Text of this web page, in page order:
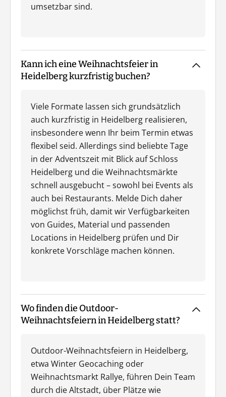
umsetzbar sind.
Kann ich eine Weihnachtsfeier in
Heidelberg kurzfristig buchen?
Viele Formate lassen sich grundsätzlich
auch kurzfristig in Heidelberg realisieren,
insbesondere wenn Ihr beim Termin etwas
flexibel seid. Allerdings sind beliebte Tage
in der Adventszeit mit Blick auf Schloss
Heidelberg und die Weihnachtsmärkte
schnell ausgebucht – sowohl bei Events als
auch bei Restaurants. Melde Dich daher
möglichst früh, damit wir Verfügbarkeiten
von Guides, Material und passenden
Locations in Heidelberg prüfen und Dir
konkrete Vorschläge machen können.
Wo finden die Outdoor-
Weihnachtsfeiern in Heidelberg statt?
Outdoor-Weihnachtsfeiern in Heidelberg,
etwa Winter Geocaching oder
Weihnachtsmarkt Rallye, führen Dein Team
durch die Altstadt, über Plätze wie